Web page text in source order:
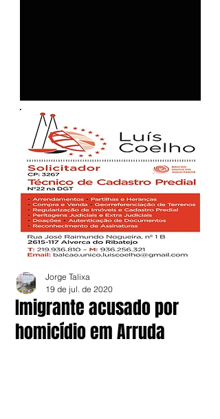
Imigrante acusado por
homicídio em Arruda
Jorge Talixa
19 de jul. de 2020